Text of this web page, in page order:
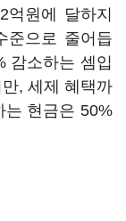
원에 달하지
준으로 줄어듭
감소하는 셈입
, 세제 혜택까
는 현금은 50%